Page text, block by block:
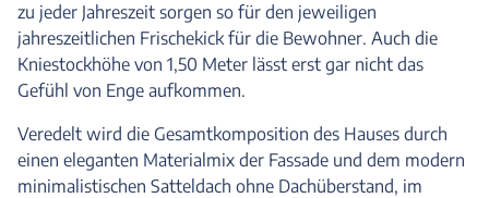
zu jeder Jahreszeit sorgen so für den jeweiligen
jahreszeitlichen Frischekick für die Bewohner. Auch die
Kniestockhöhe von 1,50 Meter lässt erst gar nicht das
Gefühl von Enge aufkommen.
Veredelt wird die Gesamtkomposition des Hauses durch
einen eleganten Materialmix der Fassade und dem modern
minimalistischen Satteldach ohne Dachüberstand, im